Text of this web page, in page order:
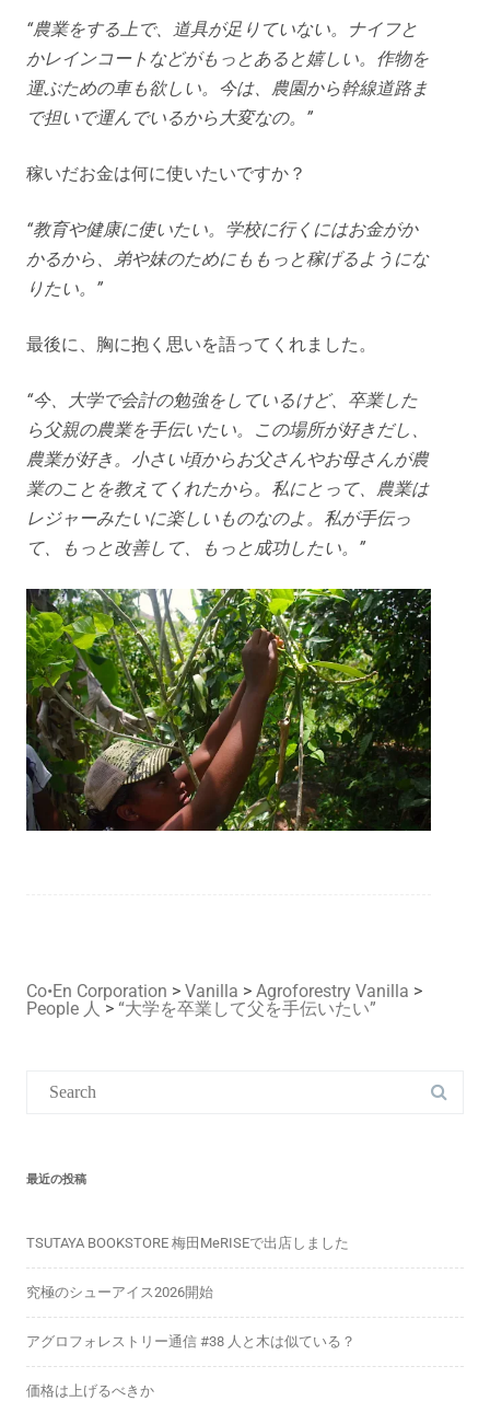
“農業をする上で、道具が足りていない。ナイフと
かレインコートなどがもっとあると嬉しい。作物を
運ぶための車も欲しい。今は、農園から幹線道路ま
で担いで運んでいるから大変なの。”
稼いだお金は何に使いたいですか？
“教育や健康に使いたい。学校に行くにはお金がか
かるから、弟や妹のためにももっと稼げるようにな
りたい。”
最後に、胸に抱く思いを語ってくれました。
“今、大学で会計の勉強をしているけど、卒業した
ら父親の農業を手伝いたい。この場所が好きだし、
農業が好き。小さい頃からお父さんやお母さんが農
業のことを教えてくれたから。私にとって、農業は
レジャーみたいに楽しいものなのよ。私が手伝っ
て、もっと改善して、もっと成功したい。”
Co•En Corporation > Vanilla > Agroforestry Vanilla >
People 人 > “大学を卒業して父を手伝いたい”
for:
最近の投稿
TSUTAYA BOOKSTORE 梅田MeRISEで出店しました
究極のシューアイス2026開始
アグロフォレストリー通信 #38 人と木は似ている？
価格は上げるべきか